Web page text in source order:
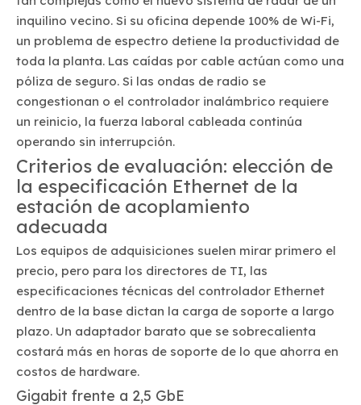
inquilino vecino. Si su oficina depende 100% de Wi-Fi,
un problema de espectro detiene la productividad de
toda la planta. Las caídas por cable actúan como una
póliza de seguro. Si las ondas de radio se
congestionan o el controlador inalámbrico requiere
un reinicio, la fuerza laboral cableada continúa
operando sin interrupción.
Criterios de evaluación: elección de
la especificación Ethernet de la
estación de acoplamiento
adecuada
Los equipos de adquisiciones suelen mirar primero el
precio, pero para los directores de TI, las
especificaciones técnicas del controlador Ethernet
dentro de la base dictan la carga de soporte a largo
plazo. Un adaptador barato que se sobrecalienta
costará más en horas de soporte de lo que ahorra en
costos de hardware.
Gigabit frente a 2,5 GbE